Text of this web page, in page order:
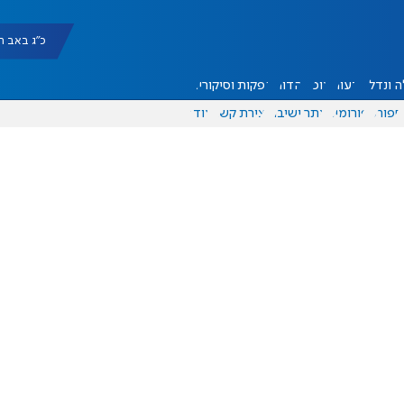
כ"ג באב תשפ"ו
ונדל"ן דעות אוכל יהדות הפקות וסיקורים
ספורט פורומים אתר ישיבה יצירת קשר עוד